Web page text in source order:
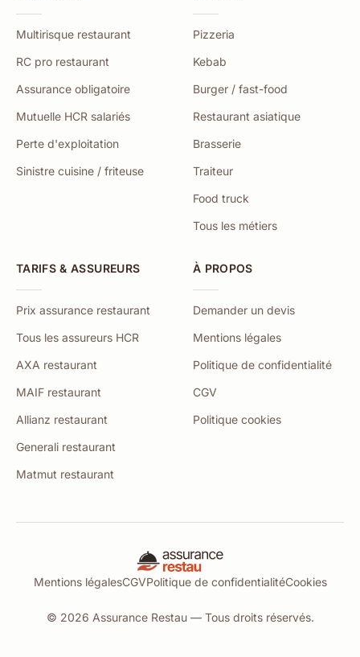
Multirisque restaurant
RC pro restaurant
Assurance obligatoire
Mutuelle HCR salariés
Perte d'exploitation
Sinistre cuisine / friteuse
Pizzeria
Kebab
Burger / fast-food
Restaurant asiatique
Brasserie
Traiteur
Food truck
Tous les métiers
TARIFS & ASSUREURS
Prix assurance restaurant
Tous les assureurs HCR
AXA restaurant
MAIF restaurant
Allianz restaurant
Generali restaurant
Matmut restaurant
À PROPOS
Demander un devis
Mentions légales
Politique de confidentialité
CGV
Politique cookies
Mentions légalesCGVPolitique de confidentialitéCookies
© 2026 Assurance Restau — Tous droits réservés.